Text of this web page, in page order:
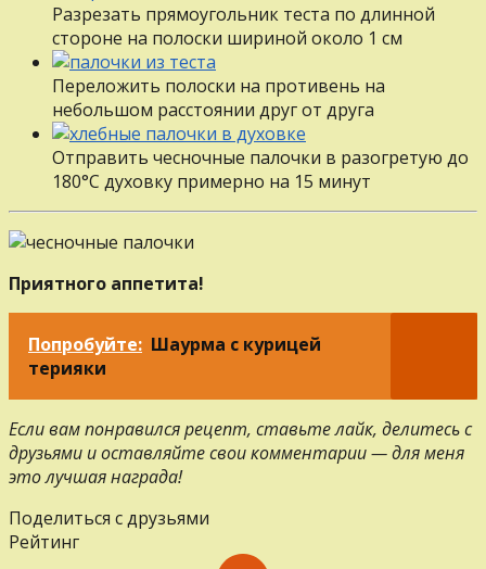
Разрезать прямоугольник теста по длинной
стороне на полоски шириной около 1 см
Переложить полоски на противень на
небольшом расстоянии друг от друга
Отправить чесночные палочки в разогретую до
180°С духовку примерно на 15 минут
Приятного аппетита!
Попробуйте: Шаурма с курицей
терияки
Если вам понравился рецепт, ставьте лайк, делитесь с
друзьями и оставляйте свои комментарии — для меня
это лучшая награда!
Поделиться с друзьями
Рейтинг